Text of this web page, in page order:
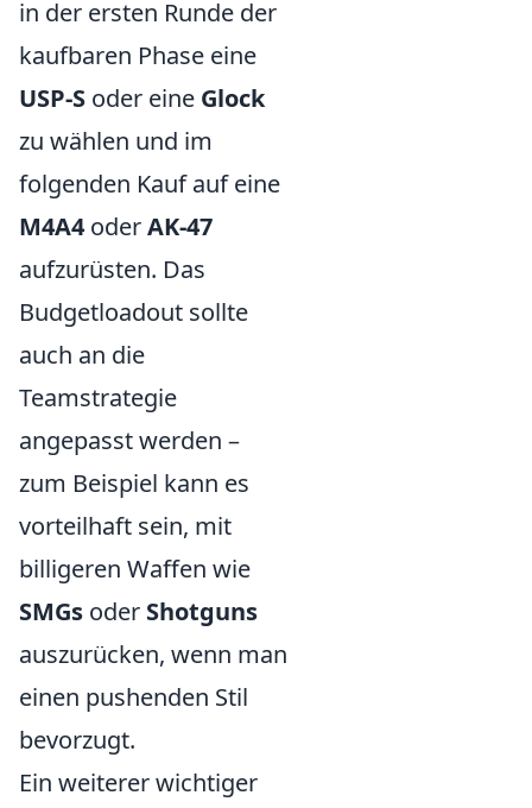
in der ersten Runde der
kaufbaren Phase eine
USP-S oder eine Glock
zu wählen und im
folgenden Kauf auf eine
M4A4 oderAK-47
aufzurüsten. Das
Budgetloadout sollte
auch an die
Teamstrategie
angepasst werden –
zum Beispiel kann es
vorteilhaft sein, mit
billigeren Waffen wie
SMGs oder Shotguns
auszurücken, wenn man
einen pushenden Stil
bevorzugt.
Ein weiterer wichtiger